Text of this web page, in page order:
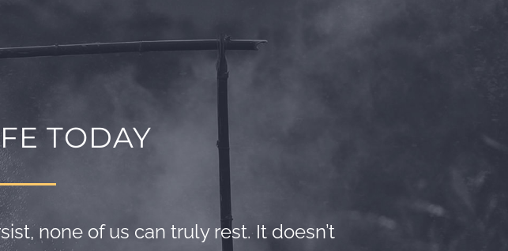
TODAY
none of us can truly rest. It doesn’t